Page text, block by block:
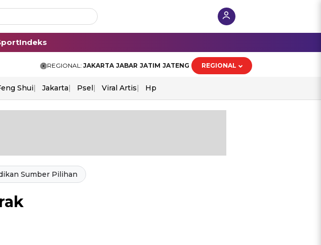
Indeks
REGIONAL: JAKARTA JABAR JATIM JATENG REGIONAL
Shui Jakarta Psel Viral Artis Hp
Sumber Pilihan